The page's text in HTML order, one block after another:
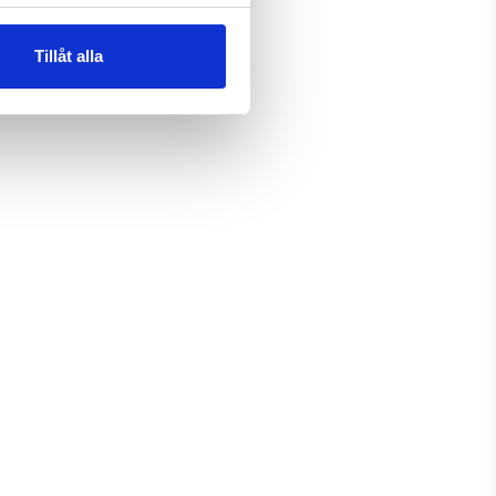
Tillåt alla